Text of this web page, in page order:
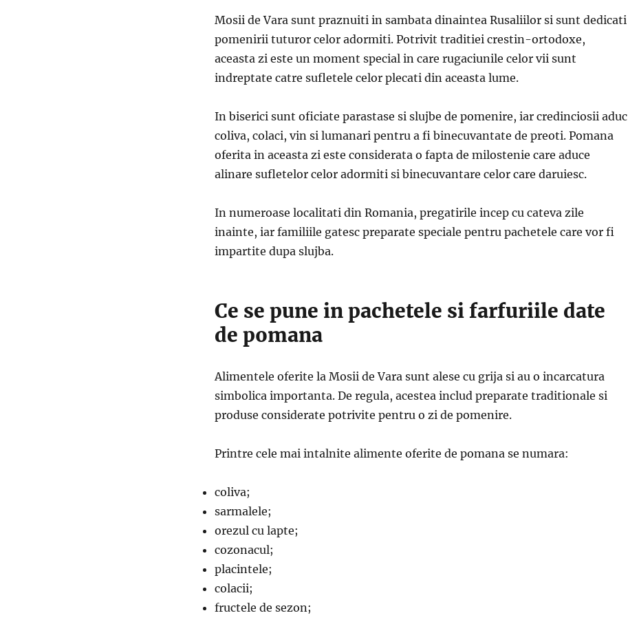
Mosii de Vara sunt praznuiti in sambata dinaintea Rusaliilor si sunt dedicati
pomenirii tuturor celor adormiti. Potrivit traditiei crestin-ortodoxe,
aceasta zi este un moment special in care rugaciunile celor vii sunt
indreptate catre sufletele celor plecati din aceasta lume.
In biserici sunt oficiate parastase si slujbe de pomenire, iar credinciosii aduc
coliva, colaci, vin si lumanari pentru a fi binecuvantate de preoti. Pomana
oferita in aceasta zi este considerata o fapta de milostenie care aduce
alinare sufletelor celor adormiti si binecuvantare celor care daruiesc.
In numeroase localitati din Romania, pregatirile incep cu cateva zile
inainte, iar familiile gatesc preparate speciale pentru pachetele care vor fi
impartite dupa slujba.
Ce se pune in pachetele si farfuriile date
de pomana
Alimentele oferite la Mosii de Vara sunt alese cu grija si au o incarcatura
simbolica importanta. De regula, acestea includ preparate traditionale si
produse considerate potrivite pentru o zi de pomenire.
Printre cele mai intalnite alimente oferite de pomana se numara:
coliva;
sarmalele;
orezul cu lapte;
cozonacul;
placintele;
colacii;
fructele de sezon;